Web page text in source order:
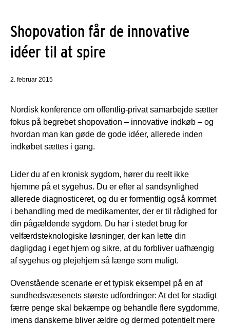
Shopovation får de innovative
idéer til at spire
2. februar 2015
Nordisk konference om offentlig-privat samarbejde sætter
fokus på begrebet shopovation – innovative indkøb – og
hvordan man kan gøde de gode idéer, allerede inden
indkøbet sættes i gang.
Lider du af en kronisk sygdom, hører du reelt ikke
hjemme på et sygehus. Du er efter al sandsynlighed
allerede diagnosticeret, og du er formentlig også kommet
i behandling med de medikamenter, der er til rådighed for
din pågældende sygdom. Du har i stedet brug for
velfærdsteknologiske løsninger, der kan lette din
dagligdag i eget hjem og sikre, at du forbliver uafhængig
af sygehus og plejehjem så længe som muligt.
Ovenstående scenarie er et typisk eksempel på en af
sundhedsvæsenets største udfordringer: At det for stadigt
færre penge skal bekæmpe og behandle flere sygdomme,
imens danskerne bliver ældre og dermed potentielt mere